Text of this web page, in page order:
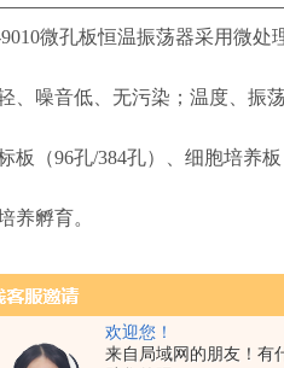
欢迎您！
来自局域网的朋友！有
微孔板恒温振荡器采用微处
、噪音低、无污染；温度、振
板（96孔/384孔）、细胞培养
养孵育。
操作界面，LCD液晶显示